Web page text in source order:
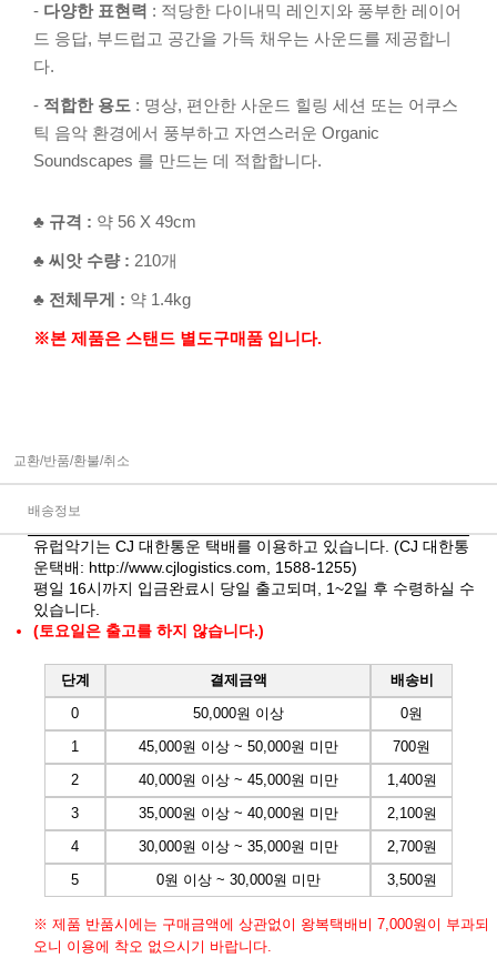
- 다양한 표현력 : 적당한 다이내믹 레인지와 풍부한 레이어
드 응답, 부드럽고 공간을 가득 채우는 사운드를 제공합니
다.
- 적합한 용도 : 명상, 편안한 사운드 힐링 세션 또는 어쿠스
틱 음악 환경에서 풍부하고 자연스러운 Organic
Soundscapes 를 만드는 데 적합합니다.
♣ 규격 : 약 56 X 49cm
♣ 씨앗 수량 : 210개
♣ 전체무게 : 약 1.4kg
※본 제품은 스탠드 별도구매품 입니다.
교환/반품/환불/취소
배송정보
유럽악기는 CJ 대한통운 택배를 이용하고 있습니다. (CJ 대한통
운택배: http://www.cjlogistics.com, 1588-1255)
평일 16시까지 입금완료시 당일 출고되며, 1~2일 후 수령하실 수
있습니다.
(토요일은 출고를 하지 않습니다.)
단계 결제금액
배송비
0
50,000원 이상
0원
1
45,000원 이상 ~ 50,000원 미만
700원
2
40,000원 이상 ~ 45,000원 미만
1,400원
3
35,000원 이상 ~ 40,000원 미만
2,100원
4
30,000원 이상 ~ 35,000원 미만
2,700원
5
0원 이상 ~ 30,000원 미만 3,500원
※ 제품 반품시에는 구매금액에 상관없이 왕복택배비 7,000원이 부과되
오니 이용에 착오 없으시기 바랍니다.